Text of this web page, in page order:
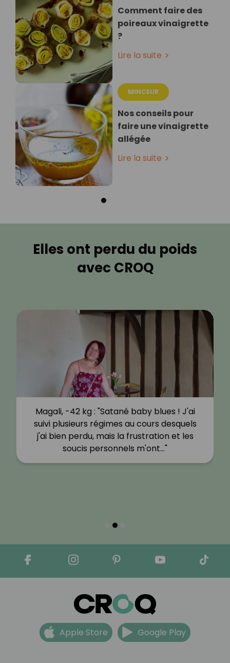
Comment faire des
poireaux vinaigrette
?
Lire la suite
MINCEUR
Nos conseils pour
faire une vinaigrette
allégée
Lire la suite
Elles ont perdu du poids
avec CROQ
Magali, -42 kg : "Satané baby blues ! J'ai
suivi plusieurs régimes au cours desquels
j'ai bien perdu, mais la frustration et les
soucis personnels m'ont…"
Apple Store Google Play